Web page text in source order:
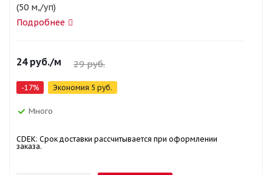
(50 м,/уп)
Подробнее
24руб./м 29руб.
-17% Экономия 5 руб.
Много
CDEK: Срок доставки рассчитывается при оформлении
заказа.